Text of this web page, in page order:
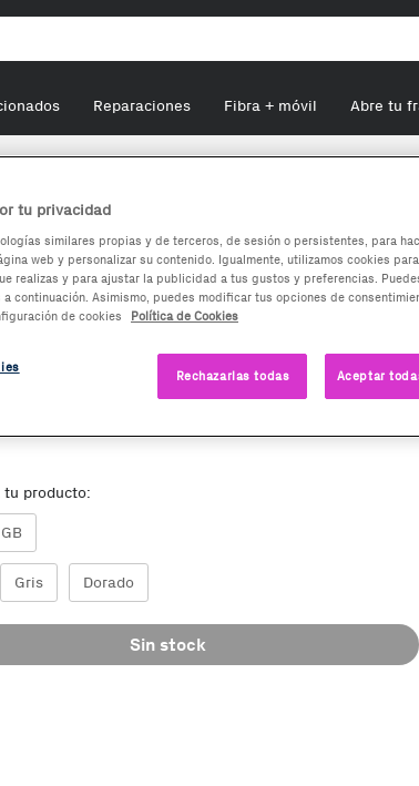
Reparaciones Fibra + móvil Abre tu
P9 Plus
tu producto:
Gris Dorado
Sin stock
tu privacidad
similares propias y de terceros, de sesión o persistentes, para
web y personalizar su contenido. Igualmente, utilizamos cookies
realizas y para ajustar la publicidad a tus gustos y preferencias.
continuación. Asimismo, puedes modificar tus opciones de
de cookies
Política de Cookies
Rechazarlas todas Aceptar